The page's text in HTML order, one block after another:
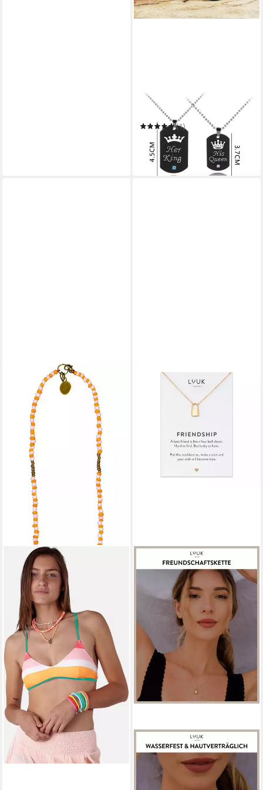
Freundschaftskette
Partnerketten Edelstahl
schwarz His Queen Her King
(1)
24,90 € UVP 34,90 €
-29%
in 3-4 Werktagen bei dir
BARTS
Freundschaftskette Tariu
ORANGE
17,99 € UVP 19,99 €
-10%
in 4-5 Werktagen bei dir
LUUK LIFESTYLE
Freundschaftskette
Vorhängeschloss
29,99 € 39,99 €